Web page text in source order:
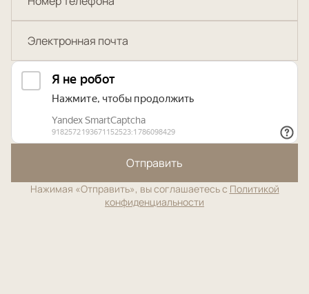
Отправить
Нажимая «Отправить», вы соглашаетесь с Политикой
конфиденциальности